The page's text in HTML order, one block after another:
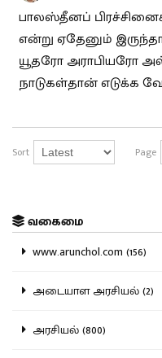
பாலஸ்தீனப்
என்று ஏதேனும்
யூதரோ அராபியரோ
நாடுகள்தான் எடுக்க
Sort Page
வகைமை
www.arunchol.com (156)
அடையாள அரசியல் (2)
அரசியல் (800)